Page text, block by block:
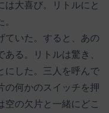
は大喜び。リトルにと
ていた。すると、あの
ある。リトルは驚き、
にした。三人を呼んで
の何かのスイッチを押
空の欠片と一緒にどこ